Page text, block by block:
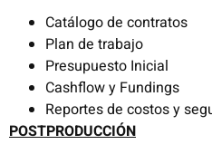
Catálogo de contratos
Plan de trabajo
Presupuesto Inicial
Cashflow y Fundings
Reportes de costos y
POSTPRODUCCIÓN